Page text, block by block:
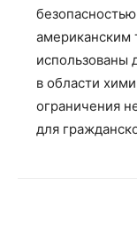
американским
использованы
в области
ограничения
для